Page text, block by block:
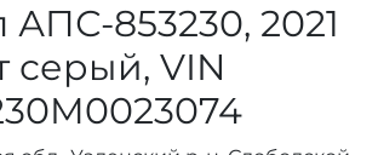
853230, 2021
серый, VIN